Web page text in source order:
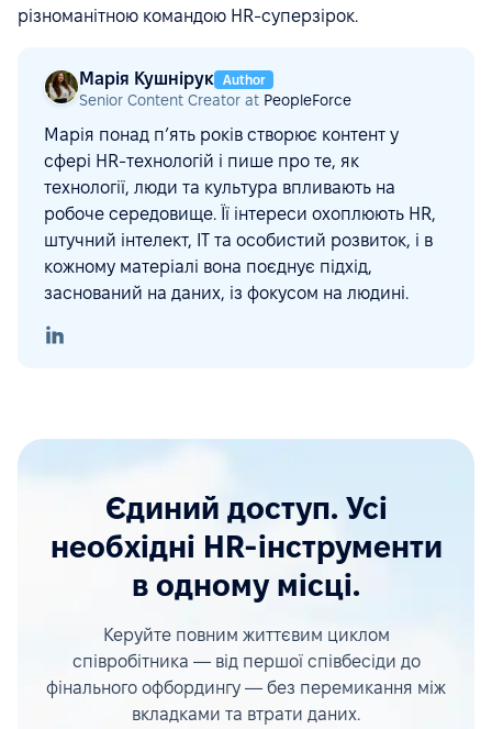
різноманітною командою HR-суперзірок.
Марія Кушнірук Author
Senior Content Creator at PeopleForce
Марія понад п’ять років створює контент у
сфері HR-технологій і пише про те, як
технології, люди та культура впливають на
робоче середовище. Її інтереси охоплюють HR,
штучний інтелект, ІТ та особистий розвиток, і в
кожному матеріалі вона поєднує підхід,
заснований на даних, із фокусом на людині.
Єдиний доступ. Усі
необхідні HR-інструменти
в одному місці.
Керуйте повним життєвим циклом
співробітника — від першої співбесіди до
фінального офбордингу — без перемикання між
вкладками та втрати даних.